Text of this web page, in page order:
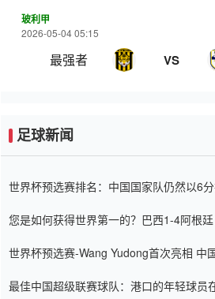
玻利甲
2026-05-04 05:15
最强者 VS
足球新闻
世界杯预选赛排名：中国国家队仍然以6
您是如何获得世界第一的？巴西1-4阿根
世界杯预选赛-Wang Yudong首次亮相 中
最佳中国超级联赛球队：港口的年轻球员